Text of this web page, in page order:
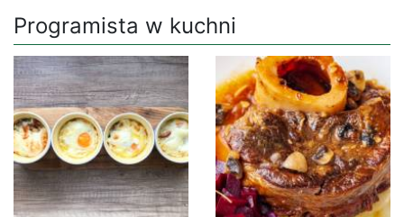
Programista w kuchni